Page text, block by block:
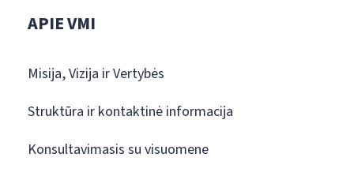
APIE VMI
Misija, Vizija ir Vertybės
Struktūra ir kontaktinė informacija
Konsultavimasis su visuomene